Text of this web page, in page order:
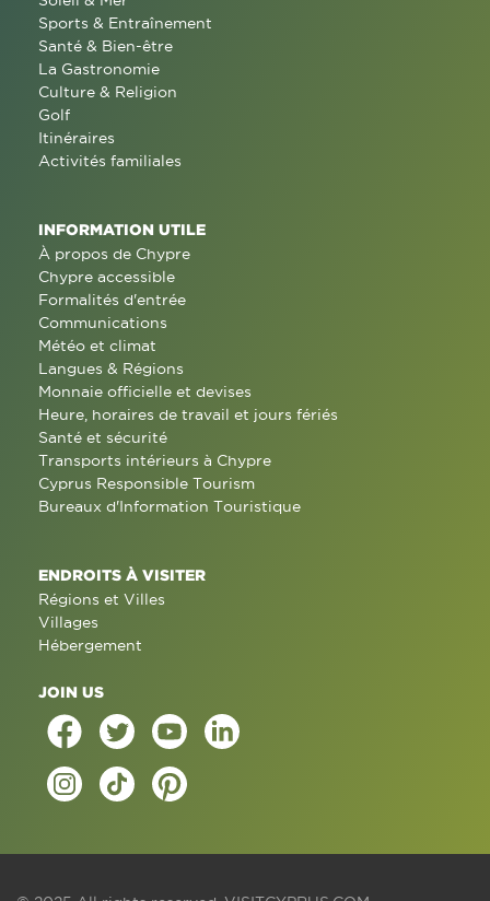
Sports & Entraînement
Santé & Bien-être
La Gastronomie
Culture & Religion
Golf
Itinéraires
Activités familiales
INFORMATION UTILE
À propos de Chypre
Chypre accessible
Formalités d'entrée
Communications
Météo et climat
Langues & Régions
Monnaie officielle et devises
Heure, horaires de travail et jours fériés
Santé et sécurité
Transports intérieurs à Chypre
Cyprus Responsible Tourism
Bureaux d'Information Touristique
ENDROITS À VISITER
Régions et Villes
Villages
Hébergement
JOIN US